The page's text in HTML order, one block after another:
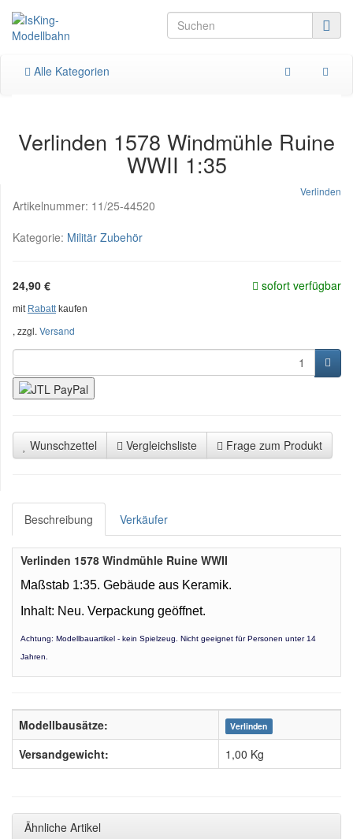
Alle Kategorien
Verlinden 1578 Windmühle Ruine
WWII 1:35
Verlinden
Artikelnummer: 11/25-44520
Kategorie: Militär Zubehör
24,90 €
mit Rabattkaufen
, zzgl. Versand
sofort verfügbar
Wunschzettel Vergleichsliste Frage zum Produkt
Beschreibung Verkäufer
Verlinden 1578 Windmühle Ruine WWII
Maßstab 1:35. Gebäude aus Keramik.
Inhalt: Neu. Verpackung geöffnet.
Achtung: Modellbauartikel - kein Spielzeug. Nicht geeignet für Personen unter 14
Jahren.
Modellbausätze: Verlinden
Versandgewicht: 1,00 Kg
Ähnliche Artikel